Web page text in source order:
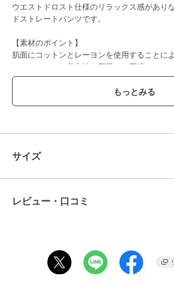
ウエストドロスト仕様のリラックス感があり
ドストレートパンツです。
【素材のポイント】
肌面にコットンとレーヨンを使用することに
しさらっとした着心地を再現した圧縮ウール
ます。ご家庭でも手洗い可能な素材です。モ
を持つリラクシーボトムです。
透け感／なし|裏地／なし|光沢／なし|生地の
期間限定セール開催中
ショップ ヒューマンウーマン
商品カテゴリ オールインワン・サロペ
サイズ
レビュー・口コミ